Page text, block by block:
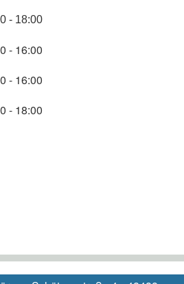
- 18:00
- 16:00
- 16:00
- 18:00